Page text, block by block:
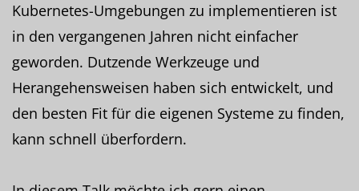
Kubernetes-Umgebungen zu implementieren ist
in den vergangenen Jahren nicht einfacher
geworden. Dutzende Werkzeuge und
Herangehensweisen haben sich entwickelt, und
den besten Fit für die eigenen Systeme zu finden,
kann schnell überfordern.